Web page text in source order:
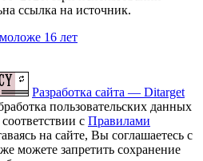
ссылка на источник.
16 лет
Разработка сайта — Ditarget
пользовательских данных
с Правилами
на сайте, Вы соглашаетесь с
можете запретить сохранение